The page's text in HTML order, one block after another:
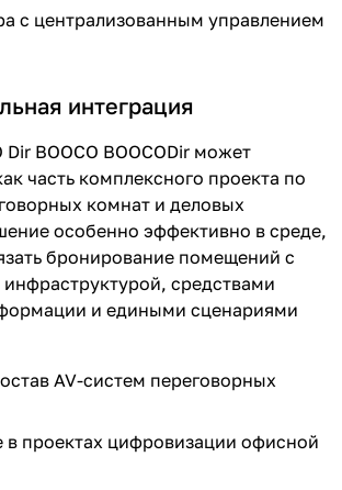
с централизованным управлением
интеграция
Dir BOOCO BOOCODir может
часть комплексного проекта по
комнат и деловых
особенно эффективно в среде,
бронирование помещений с
средствами
и едиными сценариями
AV-систем переговорных
в проектах цифровизации офисной